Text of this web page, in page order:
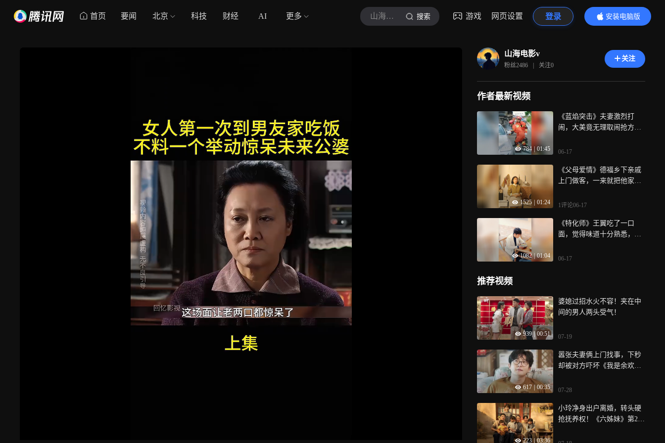
首页 要闻 北京 科技 财经 AI 更多 山海电影v 搜索 游戏 网页设置 登录
安装电脑版
内容更精彩
山海电影v
粉丝2486 | 关注0
关注
作者最新视频
784 01:45
《蓝焰突击》夫妻激烈打
闹，大美竟无理取闹抢方向
06-17
1525 01:24
《父母爱情》德福乡下亲戚
上门做客，一来就把他家搞
1评论06-17
1082 | 01:04
《特化师》王翼吃了一口
面，觉得味道十分熟悉，竟
06-17
推荐视频
939 00:51
婆媳过招水火不容！夹在中
间的男人两头受气！
07-19
617 00:35
嚣张夫妻俩上门找事，下秒
却被对方吓坏《我是余欢
07-28
223 03:36
小玲净身出户离婚，转头硬
抢抚养权！《六姊妹》第22